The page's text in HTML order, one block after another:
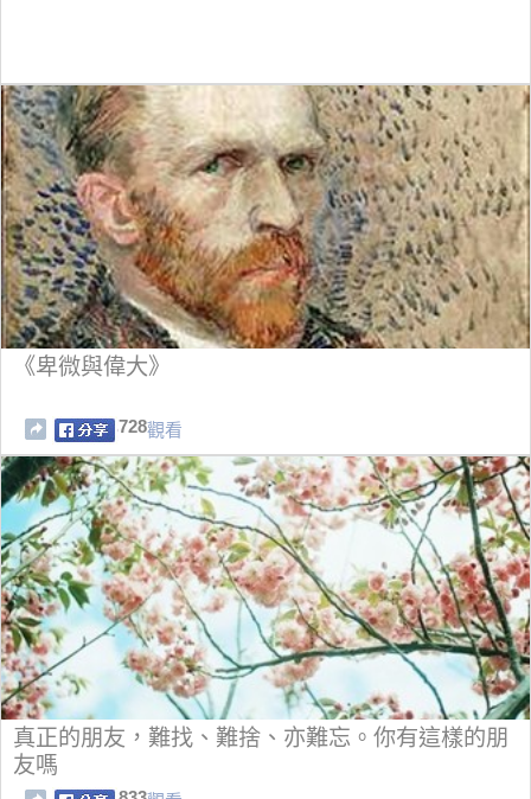
《卑微與偉大》
728觀看
真正的朋友，難找、難捨、亦難忘。你有這樣的朋
友嗎